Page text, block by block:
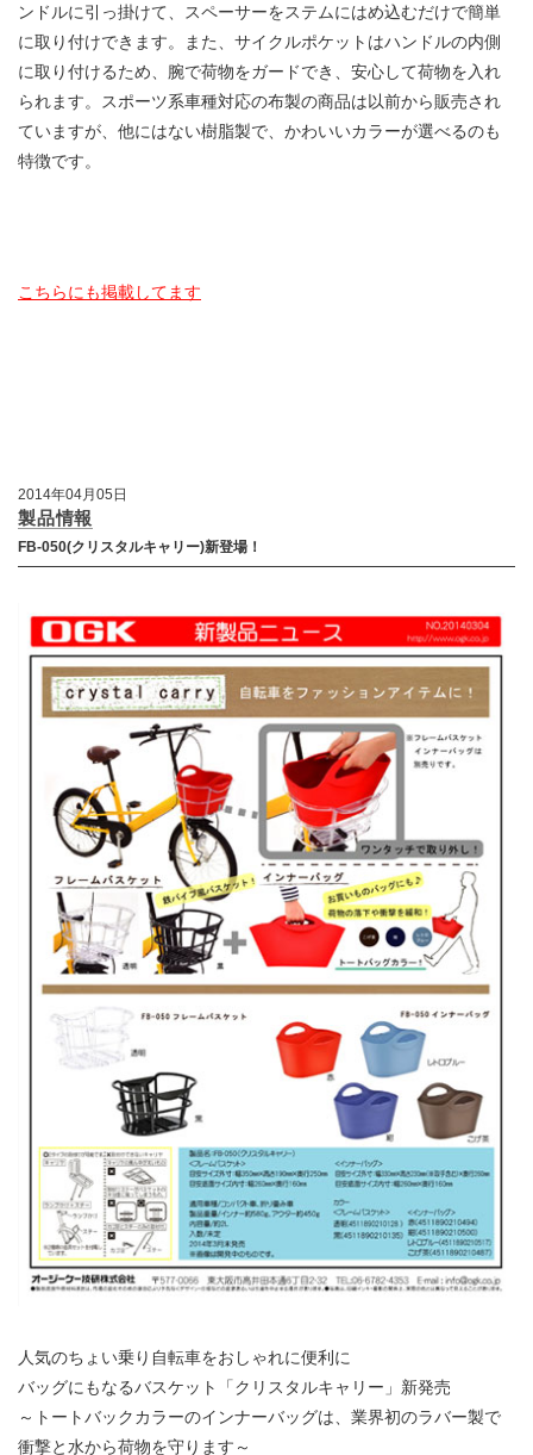
ンドルに引っ掛けて、スペーサーをステムにはめ込むだけで簡単
に取り付けできます。また、サイクルポケットはハンドルの内側
に取り付けるため、腕で荷物をガードでき、安心して荷物を入れ
られます。スポーツ系車種対応の布製の商品は以前から販売され
ていますが、他にはない樹脂製で、かわいいカラーが選べるのも
特徴です。
こちらにも掲載してます
2014年04月05日
製品情報
FB-050(クリスタルキャリー)新登場！
人気のちょい乗り自転車をおしゃれに便利に
バッグにもなるバスケット「クリスタルキャリー」新発売
～トートバックカラーのインナーバッグは、業界初のラバー製で
衝撃と水から荷物を守ります～